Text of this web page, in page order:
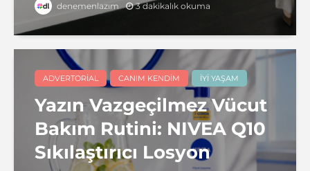
denemenlazım 3 dakikalık okuma
ADVERTORIAL CANIM KENDIM İYI YAŞAM
Yazın Vazgeçilmez Vücut
Bakım Rutini: NIVEA Q10
Sıkılaştırıcı Losyon